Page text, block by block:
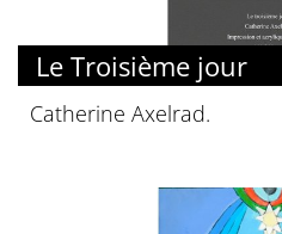
Le Troisième jour
Catherine Axelrad.